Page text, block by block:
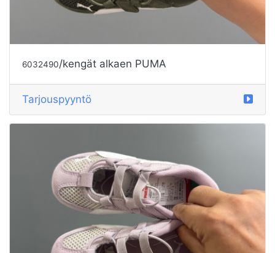
6032490/kengät alkaen PUMA
Tarjouspyyntö